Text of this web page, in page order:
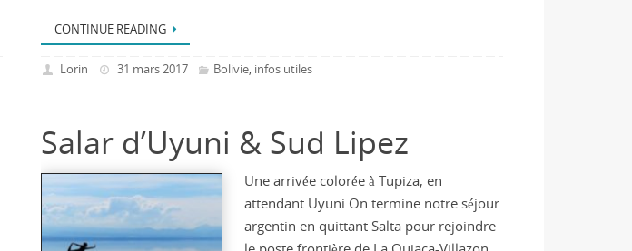
CONTINUE READING
Lorin 31 mars 2017 Bolivie, infos utiles
Salar d’Uyuni & Sud Lipez
Une arrivée colorée à Tupiza, en
attendant Uyuni On termine notre séjour
argentin en quittant Salta pour rejoindre